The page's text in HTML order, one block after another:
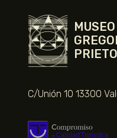
MUSEO
PRIETO
C/Unión 10 13300